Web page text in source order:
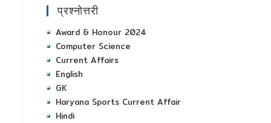
प्रश्नोत्तरी
Award & Honour 2024
Computer Science
Current Affairs
English
GK
Haryana Sports Current Affair
Hindi